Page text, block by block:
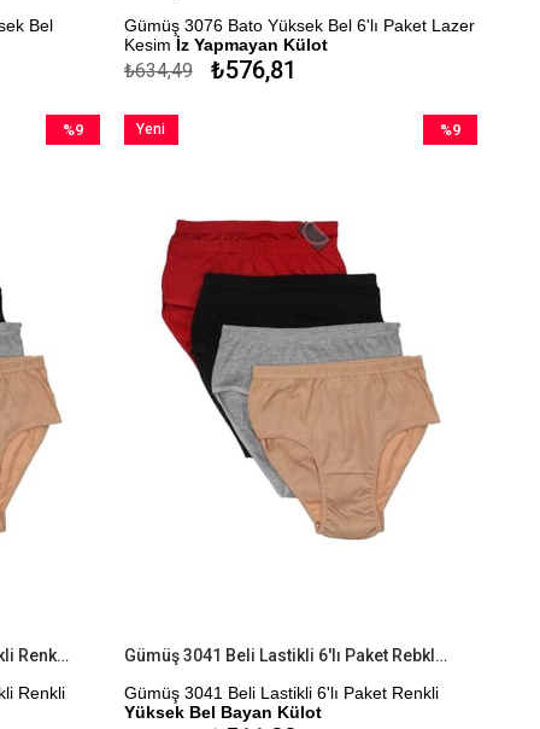
Bel
Gümüş 3076 Bato Yüksek Bel 6'lı Paket Lazer
Kesim İz Yapmayan Külot
Kapıda Ödeme Seçeneği
₺576,81
₺634,49
Gümüş 3041 4'lü Paket Beli Lastikli Renkli Yüksek Bel Bayan Külot
Renkli
%9
Gümüş 3041 Beli Lastikli 6'lı Paket Rebkli Yüksek Bel Bayan Külot
Gümüş 3041 Beli Lastikli 6'lı Paket Renkli
Yüksek Bel Bayan Külot
%9
Yeni